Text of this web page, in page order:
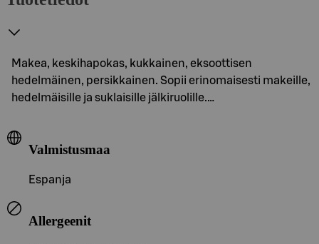
Makea, keskihapokas, kukkainen, eksoottisen
hedelmäinen, persikkainen. Sopii erinomaisesti makeille,
hedelmäisille ja suklaisille jälkiruolille.…
Valmistusmaa
Espanja
Allergeenit